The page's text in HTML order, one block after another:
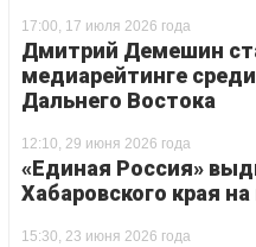
17:00, 17 июля 2026 года
Дмитрий Демешин
медиарейтинге
Дальнего Востока
12:10, 29 июня 2026 года
«Единая Россия»
Хабаровского края
15:30, 23 июня 2026 года